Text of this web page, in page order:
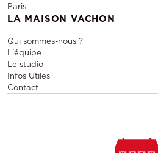
Paris
LA MAISON VACHON
Qui sommes-nous ?
L'équipe
Le studio
Infos Utiles
Contact